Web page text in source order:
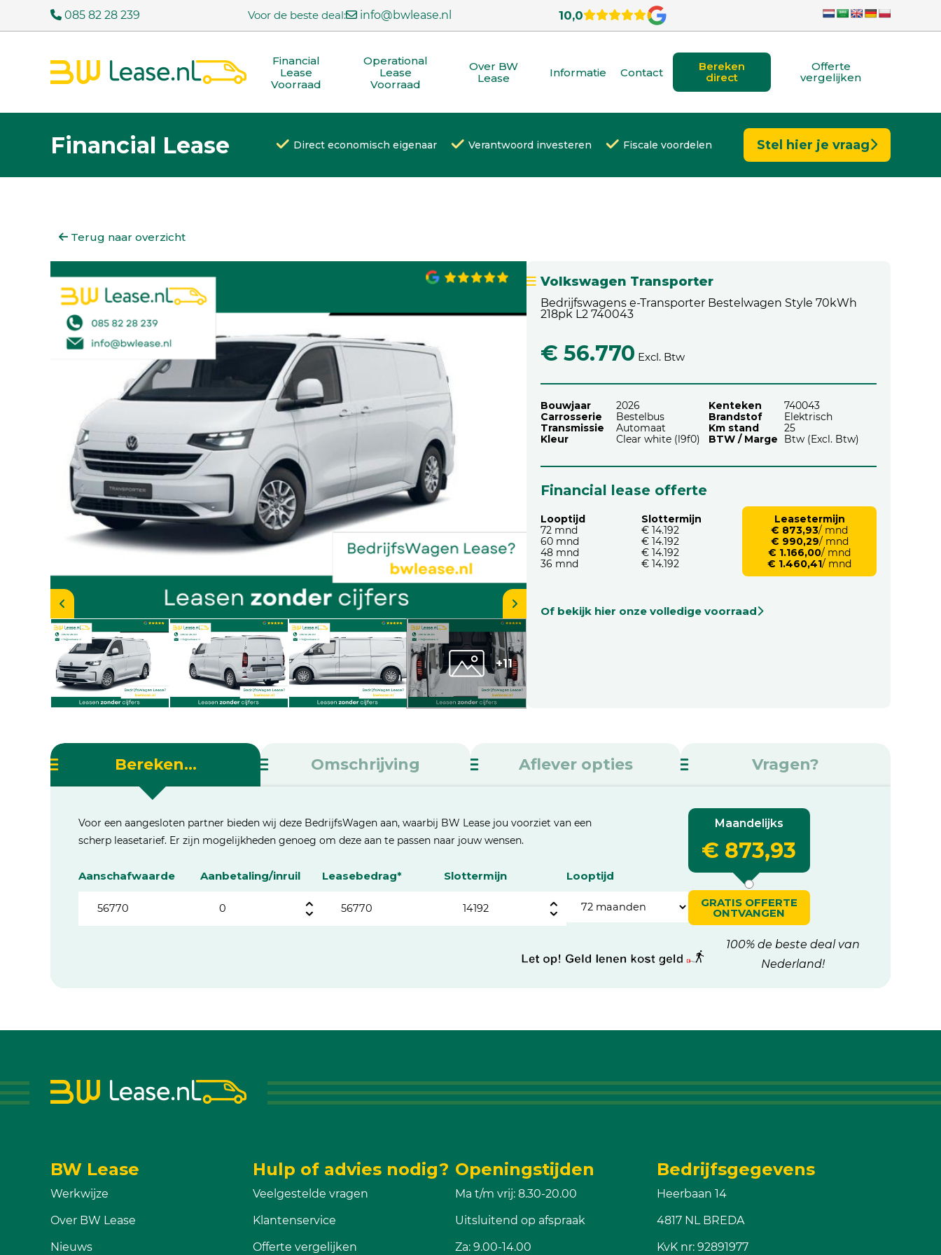
085 82 28 239 Voor de beste deal: info@bwlease.nl 10,0
Financial
Lease
Voorraad
Operational
Lease
Voorraad
Over BW
Lease
Informatie Contact
Bereken
direct
Offerte
vergelijken
Financial Lease Direct economisch eigenaar Verantwoord investeren Fiscale voordelen Stel hier je vraag
Terug naar overzicht
+11
Volkswagen Transporter
Bedrijfswagens e-Transporter Bestelwagen Style 70kWh
218pk L2 740043
€ 56.770 Excl. Btw
Bouwjaar
2026
Carrosserie
Bestelbus
Transmissie
Automaat
Kleur
Clear white (l9f0)
Kenteken
740043
Brandstof
Elektrisch
Km stand
25
BTW / Marge
Btw (Excl. Btw)
Financial lease offerte
Looptijd
72 mnd
60 mnd
48 mnd
36 mnd
Slottermijn
€ 14.192
€ 14.192
€ 14.192
€ 14.192
Leasetermijn
€ 873,93/ mnd
€ 990,29/ mnd
€ 1.166,00/ mnd
€ 1.460,41/ mnd
Of bekijk hier onze volledige voorraad
Bereken... Omschrijving Aflever opties Vragen?
Voor een aangesloten partner bieden wij deze BedrijfsWagen aan, waarbij BW Lease jou voorziet van een
scherp leasetarief. Er zijn mogelijkheden genoeg om deze aan te passen naar jouw wensen.
Aanschafwaarde Aanbetaling/inruil Leasebedrag* Slottermijn Looptijd
Maandelijks
€ 873,93
GRATIS OFFERTE
ONTVANGEN
100% de beste deal van
Nederland!
BW Lease
Werkwijze
Over BW Lease
Nieuws
Hulp of advies nodig?
Veelgestelde vragen
Klantenservice
Offerte vergelijken
Openingstijden
Ma t/m vrij: 8.30-20.00
Uitsluitend op afspraak
Za: 9.00-14.00
Bedrijfsgegevens
Heerbaan 14
4817 NL BREDA
KvK nr: 92891977